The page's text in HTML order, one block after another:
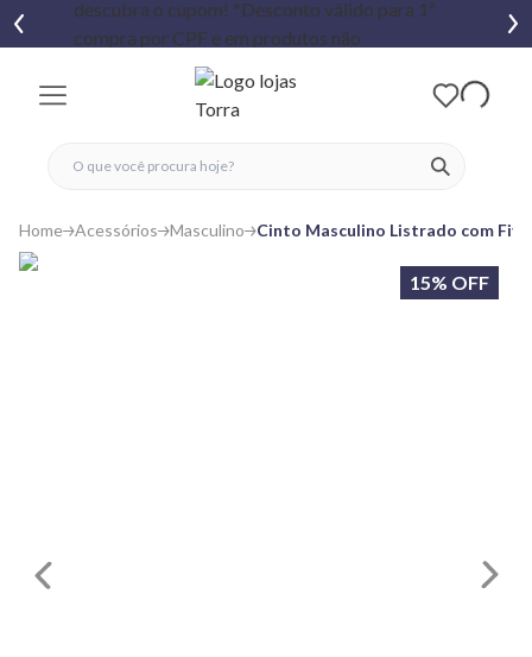
ver
fechar menu
fechar menu
favoritos
Home Acessórios Masculino Cinto Masculino Listrado com
15% OFF